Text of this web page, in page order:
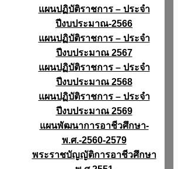
แผนปฏิบัติราชการ – ประจำ
ปีงบประมาณ-2566
แผนปฏิบัติราชการ – ประจำ
ปีงบประมาณ 2567
แผนปฏิบัติราชการ – ประจำ
ปีงบประมาณ 2568
แผนปฏิบัติราชการ – ประจำ
ปีงบประมาณ 2569
แผนพัฒนาการอาชีวศึกษา-
พ.ศ.-2560-2579
พระราชบัญญัติการอาชีวศึกษา